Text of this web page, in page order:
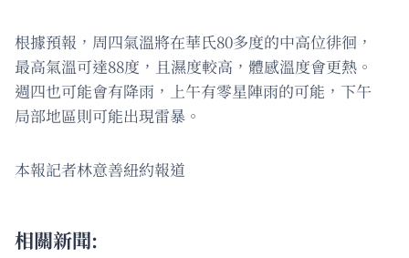
根據預報，周四氣溫將在華氏80多度的中高位徘徊，
最高氣溫可達88度，且濕度較高，體感溫度會更熱。
週四也可能會有降雨，上午有零星陣雨的可能，下午
局部地區則可能出現雷暴。
本報記者林意善紐約報道
相關新聞: